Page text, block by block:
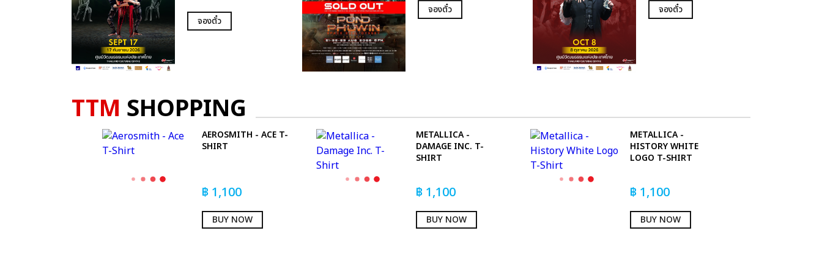
จองตั๋ว
จองตั๋ว จองตั๋ว
TTM SHOPPING
AEROSMITH - ACE T-
SHIRT
฿ 1,100
BUY NOW
METALLICA -
DAMAGE INC. T-
SHIRT
฿ 1,100
BUY NOW
METALLICA -
HISTORY WHITE
LOGO T-SHIRT
฿ 1,100
BUY NOW